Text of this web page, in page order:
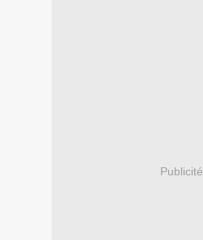
Publicité